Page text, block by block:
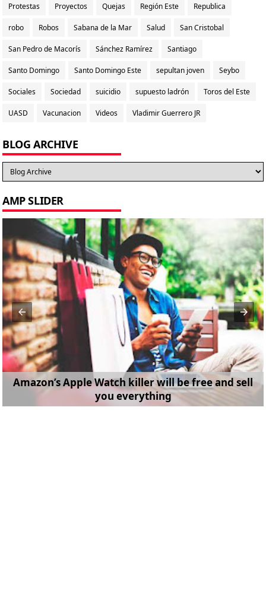
Protestas Proyectos Quejas Región Este Republica
robo Robos Sabana de la Mar Salud San Cristobal
San Pedro de Macorís Sánchez Ramírez Santiago
Santo Domingo Santo Domingo Este sepultan joven Seybo
Sociales Sociedad suicidio supuesto ladrón Toros del Este
UASD Vacunacion Videos Vladimir Guerrero JR
BLOG ARCHIVE
AMP SLIDER
Amazon’s Apple Watch killer will be free and sell
you everything